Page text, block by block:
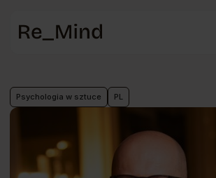
Psychologia w sztuce PL